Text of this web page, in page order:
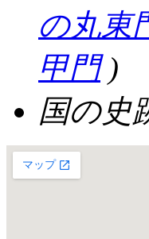
の丸東
甲門)
国の史